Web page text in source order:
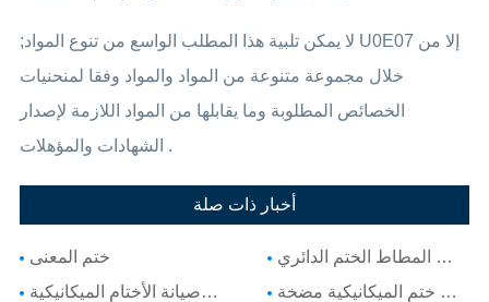
;لا يمكن تلبية هذا المطلب الواسع من تنوع المواد U0E07 إلا من
خلال مجموعة متنوعة من المواد والمواد وفقا لمنحنيات
الخصائص المطلوبة وما يقابلها من المواد اللازمة لإصدار
الشهادات والمؤهلات .
أخبار ذات صلة
ختم المعنى
تصنيف المطاط الختم الدائري
تحليل التسرب وصيانة الأختام الميكانيكية
المشاكل الشائعة في ختم الميكانيكية مضخة